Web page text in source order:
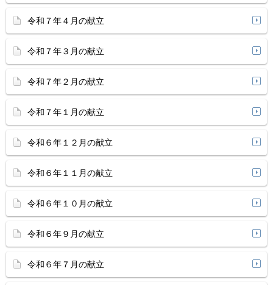
令和７年４月の献立
令和７年３月の献立
令和７年２月の献立
令和７年１月の献立
令和６年１２月の献立
令和６年１１月の献立
令和６年１０月の献立
令和６年９月の献立
令和６年７月の献立